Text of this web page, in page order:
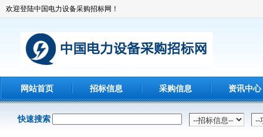
欢迎登陆中国电力设备采购招标网！
网站首页 招标信息 采购信息 资讯中心
快速搜索